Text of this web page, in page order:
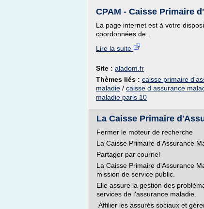
CPAM - Caisse Primaire
La page internet est à votre
coordonnées de...
Lire la suite
Site : aladom.fr
Thèmes liés : caisse primaire
maladie / caisse d assurance
maladie paris 10
La Caisse Primaire
Fermer le moteur de recherche
La Caisse Primaire d'Assurance
Partager par courriel
La Caisse Primaire d'Assurance
mission de service public.
Elle assure la gestion des
services de l'assurance maladie.
Affilier les assurés sociaux et